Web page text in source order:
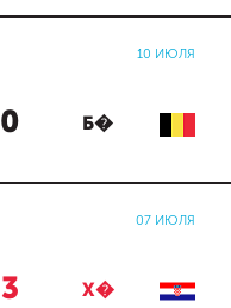
10 ИЮЛЯ
0 Б�
07 ИЮЛЯ
3 Х�